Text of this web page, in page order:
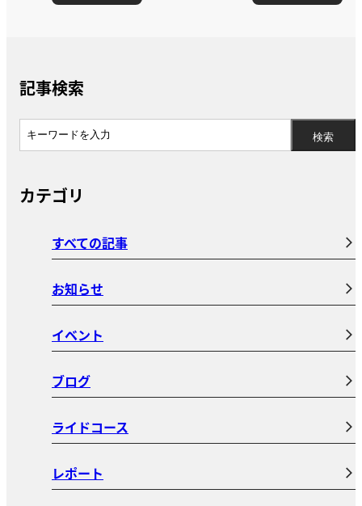
記事検索
カテゴリ
すべての記事
お知らせ
イベント
ブログ
ライドコース
レポート